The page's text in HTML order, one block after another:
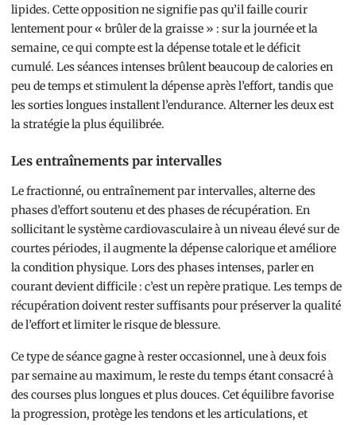
lipides. Cette opposition ne signifie pas qu’il faille courir
lentement pour « brûler de la graisse » : sur la journée et la
semaine, ce qui compte est la dépense totale et le déficit
cumulé. Les séances intenses brûlent beaucoup de calories en
peu de temps et stimulent la dépense après l’effort, tandis que
les sorties longues installent l’endurance. Alterner les deux est
la stratégie la plus équilibrée.
Les entraînements par intervalles
Le fractionné, ou entraînement par intervalles, alterne des
phases d’effort soutenu et des phases de récupération. En
sollicitant le système cardiovasculaire à un niveau élevé sur de
courtes périodes, il augmente la dépense calorique et améliore
la condition physique. Lors des phases intenses, parler en
courant devient difficile : c’est un repère pratique. Les temps de
récupération doivent rester suffisants pour préserver la qualité
de l’effort et limiter le risque de blessure.
Ce type de séance gagne à rester occasionnel, une à deux fois
par semaine au maximum, le reste du temps étant consacré à
des courses plus longues et plus douces. Cet équilibre favorise
la progression, protège les tendons et les articulations, et